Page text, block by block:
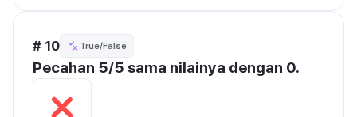
# 10 True/False
Pecahan 5/5 sama nilainya dengan 0.